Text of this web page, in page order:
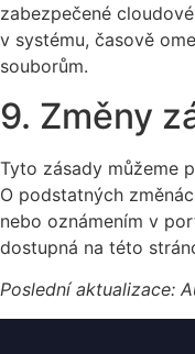
zabezpečené
v systému, časově
souborům.
9. Změny
Tyto zásady můžeme
O podstatných
nebo oznámením v
dostupná na této
Poslední aktualizace: